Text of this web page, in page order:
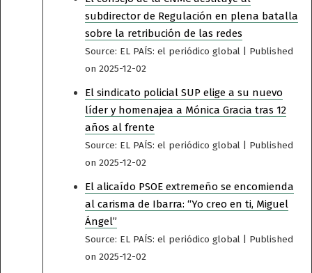
subdirector de Regulación en plena batalla
sobre la retribución de las redes
Source: EL PAÍS: el periódico global
Published
on 2025-12-02
El sindicato policial SUP elige a su nuevo
líder y homenajea a Mónica Gracia tras 12
años al frente
Source: EL PAÍS: el periódico global
Published
on 2025-12-02
El alicaído PSOE extremeño se encomienda
al carisma de Ibarra: “Yo creo en ti, Miguel
Ángel”
Source: EL PAÍS: el periódico global
Published
on 2025-12-02